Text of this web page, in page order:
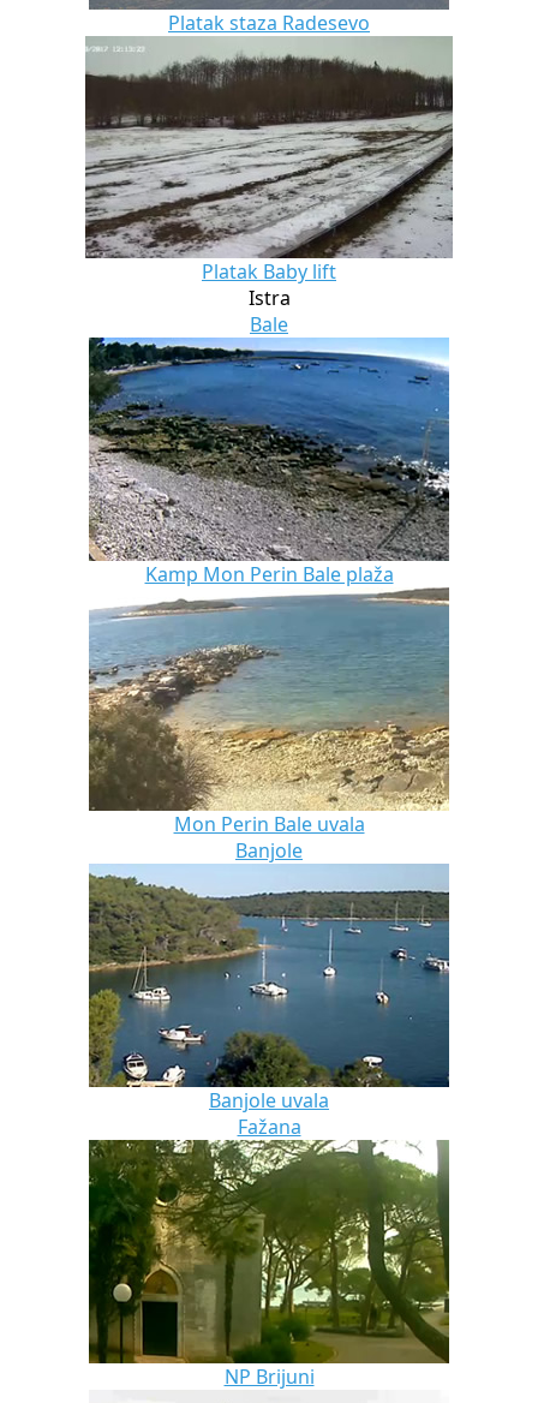
Platak staza Radesevo
Platak Baby lift
Istra
Bale
Kamp Mon Perin Bale plaža
Mon Perin Bale uvala
Banjole
Banjole uvala
Fažana
NP Brijuni